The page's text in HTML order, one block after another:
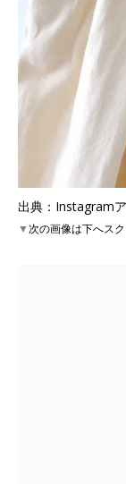
出典：Instagramア
▼次の画像は下へス